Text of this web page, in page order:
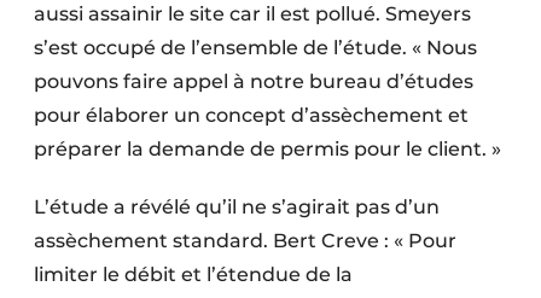
aussi assainir le site car il est pollué. Smeyers
s’est occupé de l’ensemble de l’étude. « Nous
pouvons faire appel à notre bureau d’études
pour élaborer un concept d’assèchement et
préparer la demande de permis pour le client. »
L’étude a révélé qu’il ne s’agirait pas d’un
assèchement standard. Bert Creve : « Pour
limiter le débit et l’étendue de la